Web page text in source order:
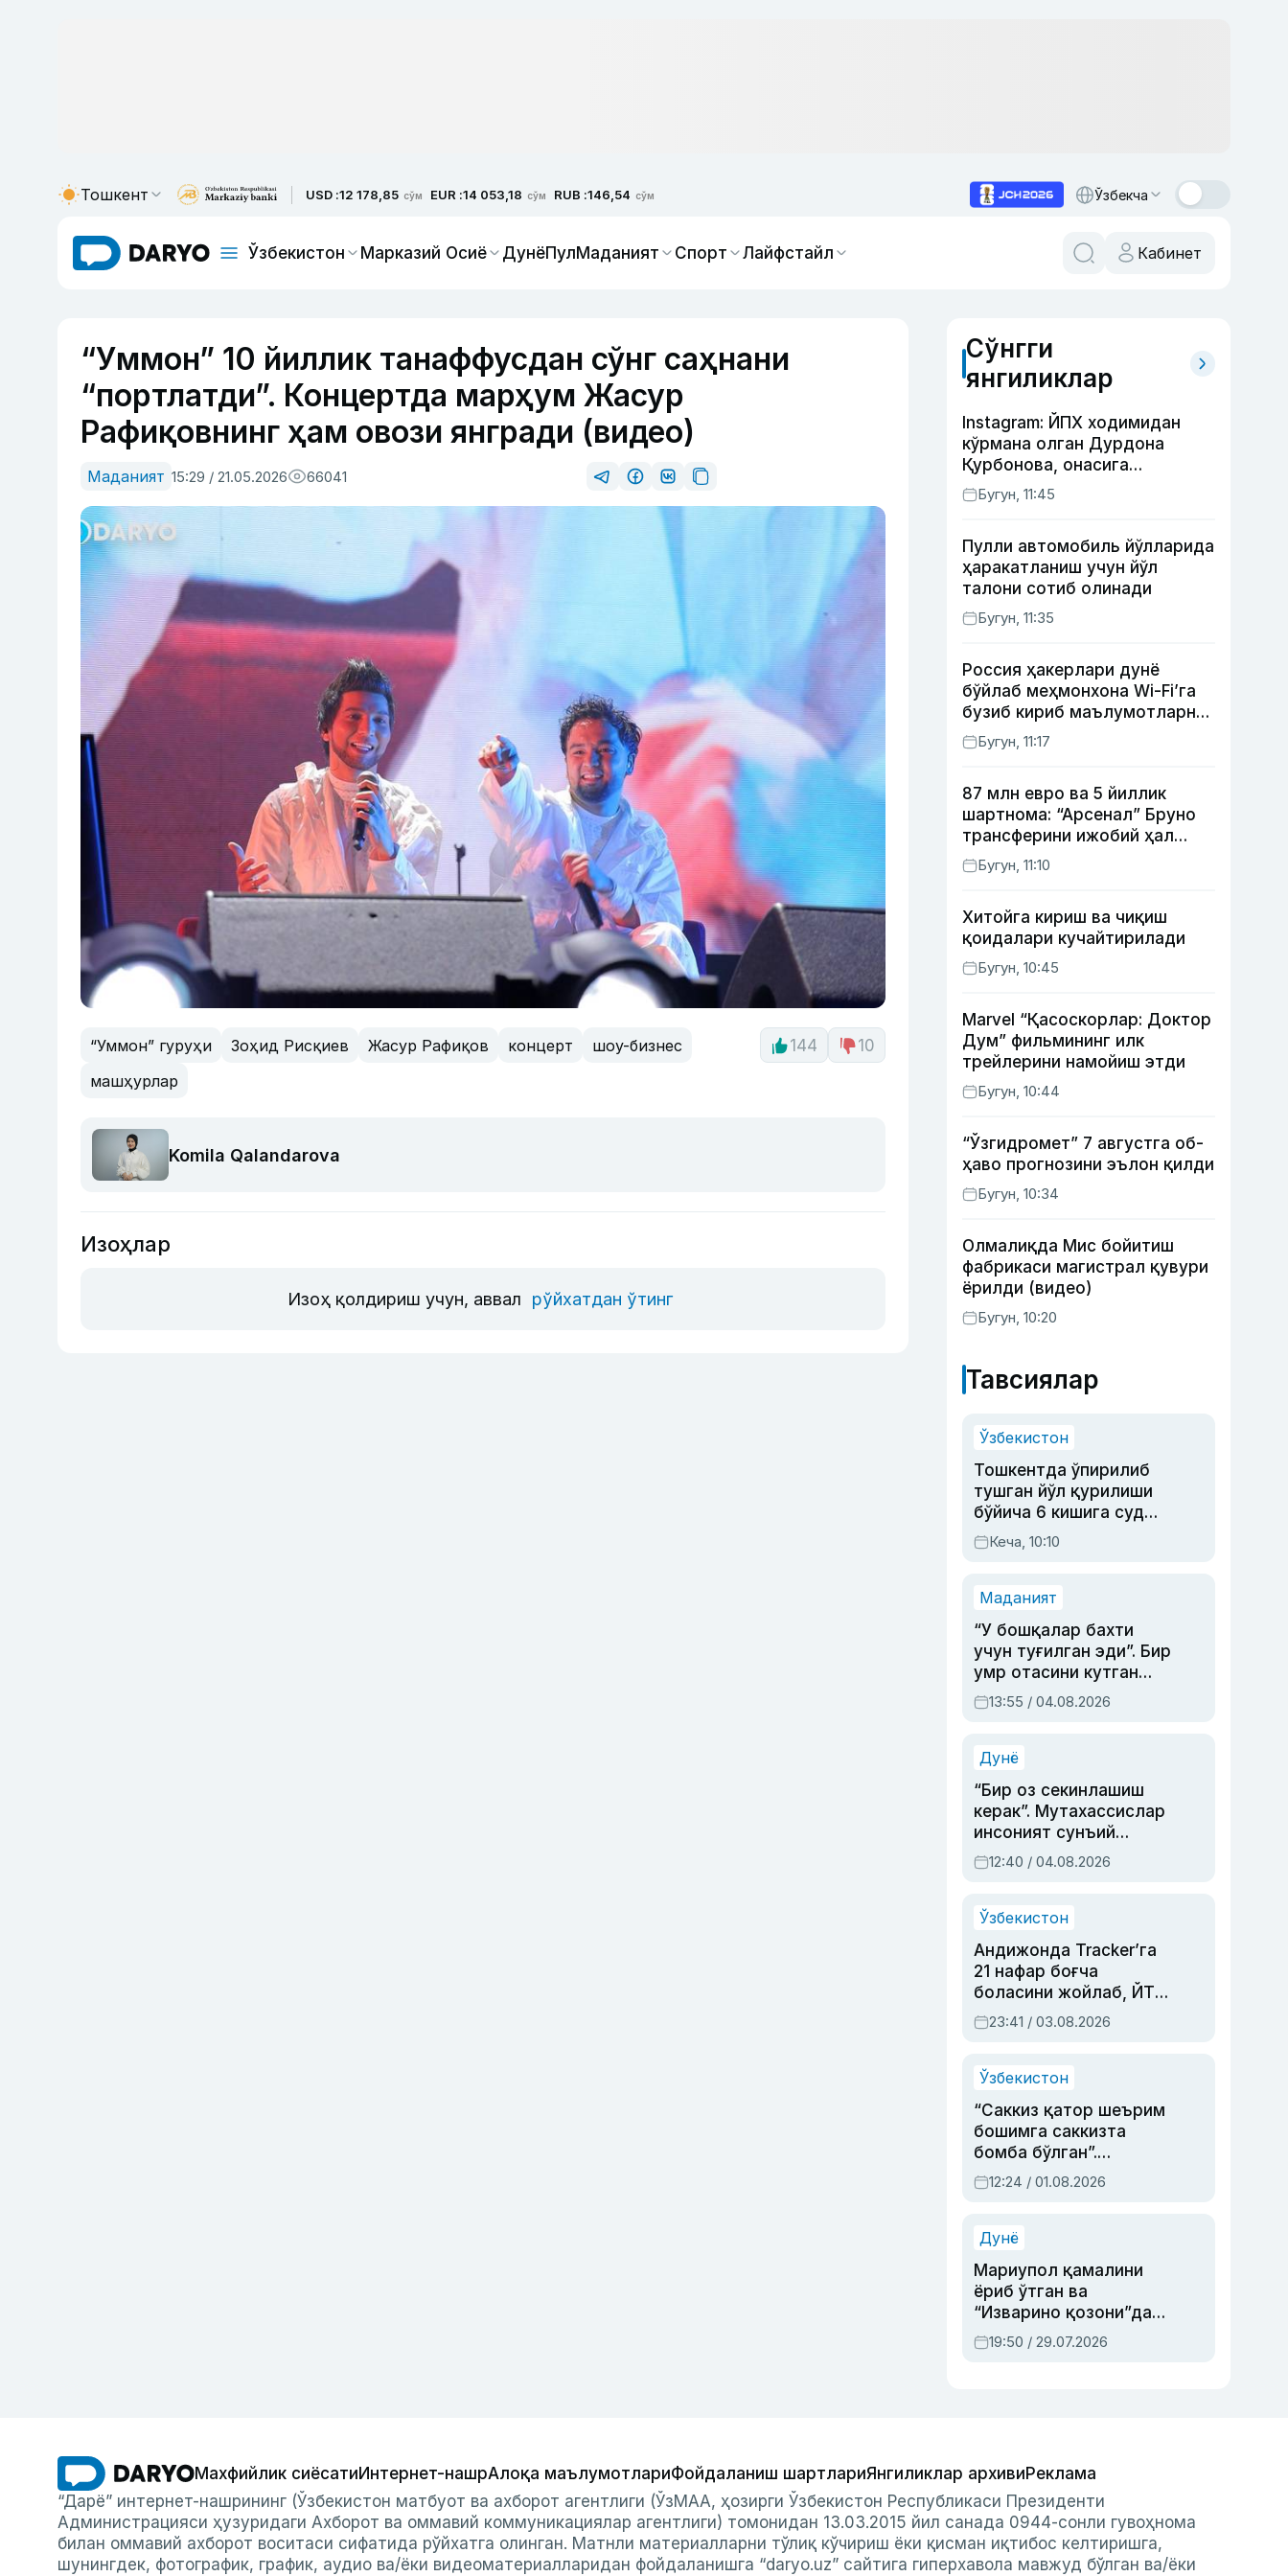
Тошкент USD :12 178,85 сўм EUR :14 053,18 сўм RUB :146,54 сўм Ўзбекча
Ўзбекистон Марказий Осиё ДунёПулМаданият Спорт Лайфстайл Кабинет
“Уммон” 10 йиллик танаффусдан сўнг саҳнани
“портлатди”. Концертда марҳум Жасур
Рафиқовнинг ҳам овози янгради (видео)
Маданият 15:29 / 21.05.2026 66041
“Уммон” гуруҳи Зоҳид Рисқиев Жасур Рафиқов концерт
шоу-бизнес
машҳурлар
144 10
Komila Qalandarova
Изоҳлар
Изоҳ қолдириш учун, аввал рўйхатдан ўтинг
Сўнгги
янгиликлар
Instagram: ЙПХ ходимидан
кўрмана олган Дурдона
Қурбонова, онасига
кутилмаган совға тайёрлаган
Умид винес, хонанда Райҳон
Бугун, 11:45
Пулли автомобиль йўлларида
ҳаракатланиш учун йўл
талони сотиб олинади
Бугун, 11:35
Россия ҳакерлари дунё
бўйлаб меҳмонхона Wi-Fi’га
бузиб кириб маълумотларни
ўғирламоқда — Microsoft
Бугун, 11:17
87 млн евро ва 5 йиллик
шартнома: “Арсенал” Бруно
трансферини ижобий ҳал
қилди
Бугун, 11:10
Хитойга кириш ва чиқиш
қоидалари кучайтирилади
Бугун, 10:45
Marvel “Қасоскорлар: Доктор
Дум” фильмининг илк
трейлерини намойиш этди
Бугун, 10:44
“Ўзгидромет” 7 августга об-
ҳаво прогнозини эълон қилди
Бугун, 10:34
Олмалиқда Мис бойитиш
фабрикаси магистрал қувури
ёрилди (видео)
Бугун, 10:20
Тавсиялар
Ўзбекистон
Тошкентда ўпирилиб
тушган йўл қурилиши
бўйича 6 кишига суд
ҳукми ўқилди
Кеча, 10:10
Маданият
“У бошқалар бахти
учун туғилган эди”. Бир
умр отасини кутган
актриса ва дубльяж
устаси Римма
синовларга тўла ҳаёти
13:55 / 04.08.2026
Дунё
“Бир оз секинлашиш
керак”. Мутахассислар
инсоният сунъий
интеллектни бошқара
олмай қолишидан
12:40 / 04.08.2026
Ўзбекистон
Андижонда Tracker’га
21 нафар боғча
боласини жойлаб, ЙТҲ
содир этган аёлга суд
ҳукми ўқилди
23:41 / 03.08.2026
Ўзбекистон
“Саккиз қатор шеърим
бошимга саккизта
бомба бўлган”.
Абдулла Ориповни
сиёсий айбловлардан
12:24 / 01.08.2026
Дунё
Мариупол қамалини
ёриб ўтган ва
“Изварино қозони”дан
чиққан қаҳрамон —
Украина армияси бош
19:50 / 29.07.2026
Махфийлик сиёсатиИнтернет-нашрАлоқа маълумотлариФойдаланиш шартлариЯнгиликлар архивиРеклама
“Дарё” интернет-нашрининг (Ўзбекистон матбуот ва ахборот агентлиги (ЎзМАА, ҳозирги Ўзбекистон Республикаси Президенти
Администрацияси ҳузуридаги Ахборот ва оммавий коммуникациялар агентлиги) томонидан 13.03.2015 йил санада 0944-сонли гувоҳнома
билан оммавий ахборот воситаси сифатида рўйхатга олинган. Матнли материалларни тўлиқ кўчириш ёки қисман иқтибос келтиришга,
шунингдек, фотографик, график, аудио ва/ёки видеоматериалларидан фойдаланишга “daryo.uz” сайтига гиперхавола мавжуд бўлган ва/ёки